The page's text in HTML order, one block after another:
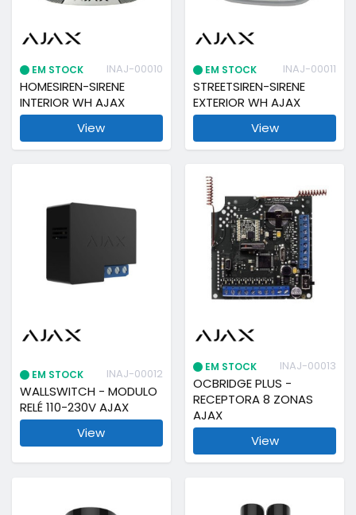
EM STOCK INAJ-00010
HOMESIREN-SIRENE
INTERIOR WH AJAX
View
EM STOCK INAJ-00011
STREETSIREN-SIRENE
EXTERIOR WH AJAX
View
EM STOCK INAJ-00012
WALLSWITCH - MODULO
RELÉ 110-230V AJAX
View
EM STOCK INAJ-00013
OCBRIDGE PLUS -
RECEPTORA 8 ZONAS
AJAX
View